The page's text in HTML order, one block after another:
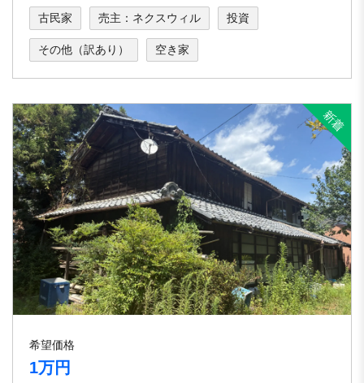
古民家 売主：ネクスウィル 投資
その他（訳あり） 空き家
希望価格
1万円